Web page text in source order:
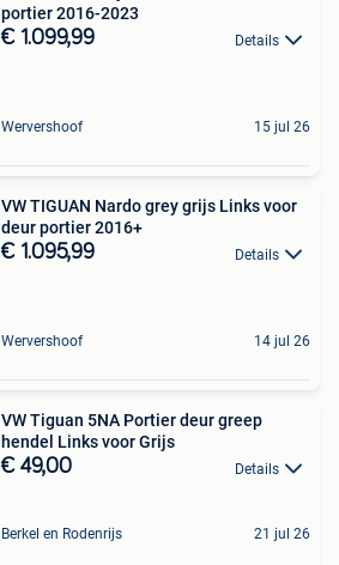
portier 2016-2023
€ 1.099,99 Details
Wervershoof 15 jul 26
VW TIGUAN Nardo grey grijs Links voor
deur portier 2016+
€ 1.095,99 Details
Wervershoof 14 jul 26
VW Tiguan 5NA Portier deur greep
hendel Links voor Grijs
€ 49,00 Details
Berkel en Rodenrijs 21 jul 26